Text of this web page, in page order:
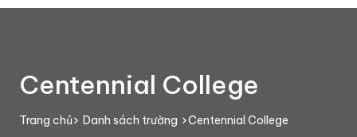
Centennial College
Trang chủ Danh sách trường Centennial College